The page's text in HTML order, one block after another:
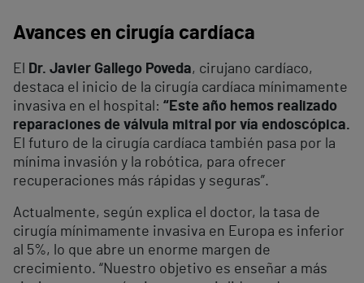
Avances en cirugía cardíaca
El Dr. Javier Gallego Poveda, cirujano cardíaco,
destaca el inicio de la cirugía cardíaca mínimamente
invasiva en el hospital: “Este año hemos realizado
reparaciones de válvula mitral por vía endoscópica.
El futuro de la cirugía cardíaca también pasa por la
mínima invasión y la robótica, para ofrecer
recuperaciones más rápidas y seguras”.
Actualmente, según explica el doctor, la tasa de
cirugía mínimamente invasiva en Europa es inferior
al 5%, lo que abre un enorme margen de
crecimiento. “Nuestro objetivo es enseñar a más